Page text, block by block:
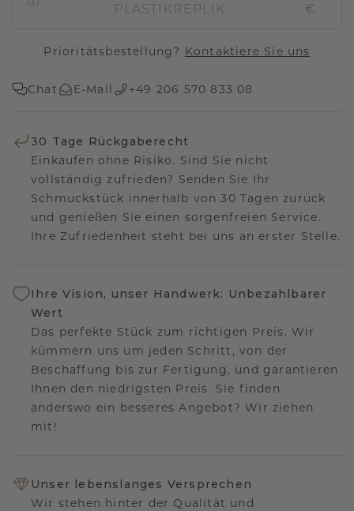
PLASTIKREPLIK
€
Prioritätsbestellung? Kontaktiere Sie uns
Chat E-Mail +49 206 570 833 08
30 Tage Rückgaberecht
Einkaufen ohne Risiko. Sind Sie nicht
vollständig zufrieden? Senden Sie Ihr
Schmuckstück innerhalb von 30 Tagen zurück
und genießen Sie einen sorgenfreien Service.
Ihre Zufriedenheit steht bei uns an erster Stelle.
Ihre Vision, unser Handwerk: Unbezahlbarer
Wert
Das perfekte Stück zum richtigen Preis. Wir
kümmern uns um jeden Schritt, von der
Beschaffung bis zur Fertigung, und garantieren
Ihnen den niedrigsten Preis. Sie finden
anderswo ein besseres Angebot? Wir ziehen
mit!
Unser lebenslanges Versprechen
Wir stehen hinter der Qualität und